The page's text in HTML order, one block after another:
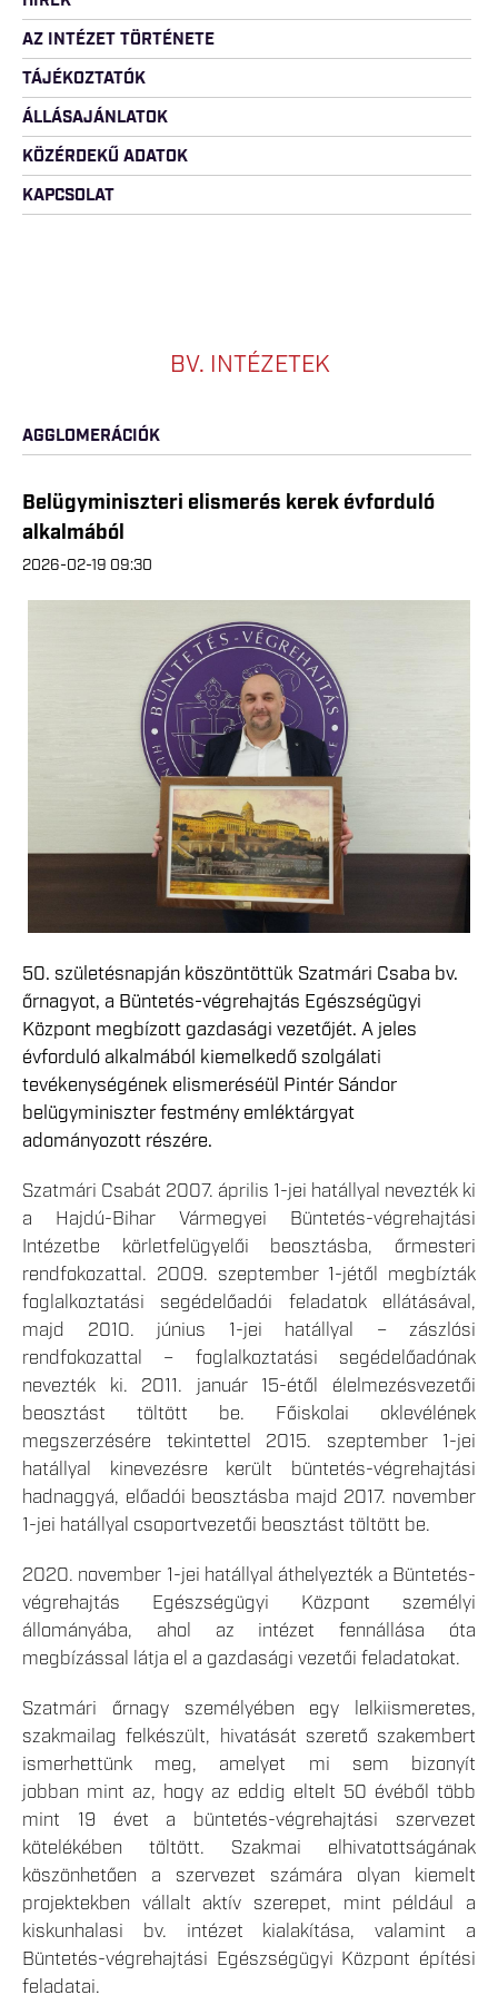
AZ INTÉZET TÖRTÉNETE
TÁJÉKOZTATÓK
ÁLLÁSAJÁNLATOK
KÖZÉRDEKŰ ADATOK
KAPCSOLAT
BV. INTÉZETEK
AGGLOMERÁCIÓK
Belügyminiszteri elismerés kerek évforduló
alkalmából
2026-02-19 09:30
50. születésnapján köszöntöttük Szatmári Csaba bv.
őrnagyot, a Büntetés-végrehajtás Egészségügyi
Központ megbízott gazdasági vezetőjét. A jeles
évforduló alkalmából kiemelkedő szolgálati
tevékenységének elismeréséül Pintér Sándor
belügyminiszter festmény emléktárgyat
adományozott részére.
Szatmári Csabát 2007. április 1-jei hatállyal nevezték ki
a Hajdú-Bihar Vármegyei Büntetés-végrehajtási
Intézetbe körletfelügyelői beosztásba, őrmesteri
rendfokozattal. 2009. szeptember 1-jétől megbízták
foglalkoztatási segédelőadói feladatok ellátásával,
majd 2010. június 1-jei hatállyal – zászlósi
rendfokozattal – foglalkoztatási segédelőadónak
nevezték ki. 2011. január 15-étől élelmezésvezetői
beosztást töltött be. Főiskolai oklevélének
megszerzésére tekintettel 2015. szeptember 1-jei
hatállyal kinevezésre került büntetés-végrehajtási
hadnaggyá, előadói beosztásba majd 2017. november
1-jei hatállyal csoportvezetői beosztást töltött be.
2020. november 1-jei hatállyal áthelyezték a Büntetés-
végrehajtás Egészségügyi Központ személyi
állományába, ahol az intézet fennállása óta
megbízással látja el a gazdasági vezetői feladatokat.
Szatmári őrnagy személyében egy lelkiismeretes,
szakmailag felkészült, hivatását szerető szakembert
ismerhettünk meg, amelyet mi sem bizonyít
jobban mint az, hogy az eddig eltelt 50 évéből több
mint 19 évet a büntetés-végrehajtási szervezet
kötelékében töltött. Szakmai elhivatottságának
köszönhetően a szervezet számára olyan kiemelt
projektekben vállalt aktív szerepet, mint például a
kiskunhalasi bv. intézet kialakítása, valamint a
Büntetés-végrehajtási Egészségügyi Központ építési
feladatai.